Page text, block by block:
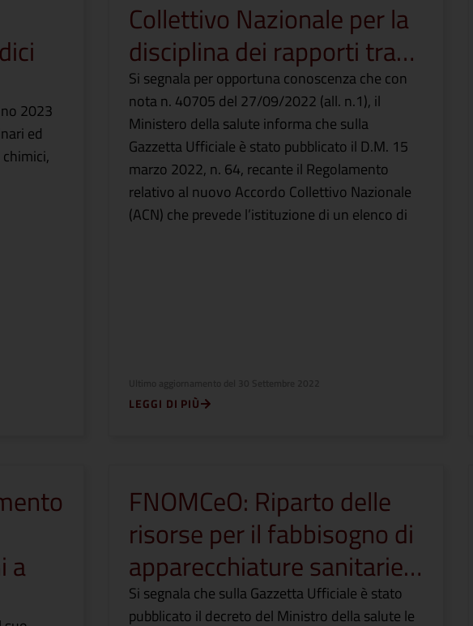
2023
ed
Collettivo Nazionale per la
disciplina dei rapporti tra…
Si segnala per opportuna conoscenza che con
nota n. 40705 del 27/09/2022 (all. n.1), il
Ministero della salute informa che sulla
Gazzetta Ufficiale è stato pubblicato il D.M. 15
marzo 2022, n. 64, recante il Regolamento
relativo al nuovo Accordo Collettivo Nazionale
(ACN) che prevede l’istituzione di un elenco di
LEGGI DI PIÙ
a
FNOMCeO: Riparto delle
risorse per il fabbisogno di
apparecchiature sanitarie…
Si segnala che sulla Gazzetta Ufficiale è stato
pubblicato il decreto del Ministro della salute le